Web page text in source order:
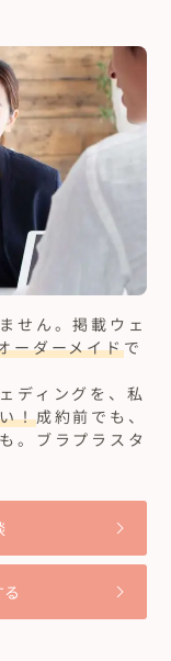
せん。掲載ウェ
ーダーメイドで
ディングを、私
！成約前でも、
。ブラプラスタ